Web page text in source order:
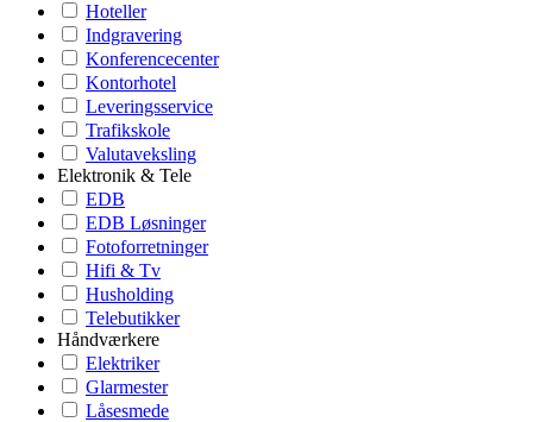
Hoteller
Indgravering
Konferencecenter
Kontorhotel
Leveringsservice
Trafikskole
Valutaveksling
Elektronik & Tele
EDB
EDB Løsninger
Fotoforretninger
Hifi & Tv
Husholding
Telebutikker
Håndværkere
Elektriker
Glarmester
Låsesmede